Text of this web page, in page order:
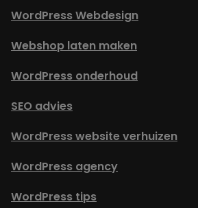
WordPress Webdesign
Webshop laten maken
WordPress onderhoud
SEO advies
WordPress website verhuizen
WordPress agency
WordPress tips